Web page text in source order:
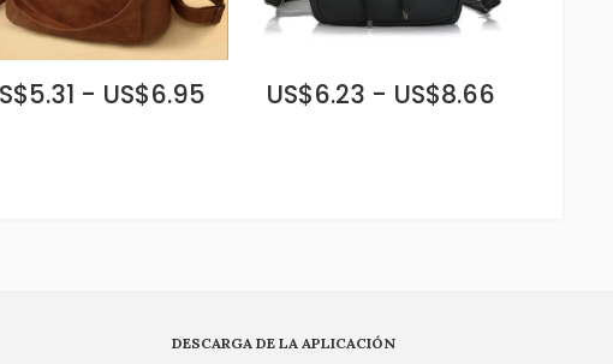
- US$6.95 US$6.23 - US$8.66
DESCARGA DE LA APLICACIÓN